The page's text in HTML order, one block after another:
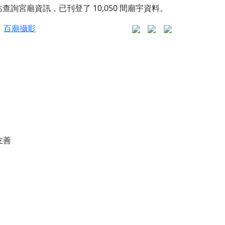
詢宮廟資訊，已刊登了 10,050 間廟宇資料。
百廟攝影
積福德、祈求平安好運
德，一同回到母娘慈悲座前，祈福納祥、慎
祖先的感恩、對親人的思念，也是為家人祈
方善信大德共同參與。
眷祈求安息，也為自身與家人累積福德、種
善